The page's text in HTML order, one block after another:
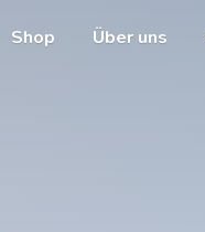
Shop Über uns